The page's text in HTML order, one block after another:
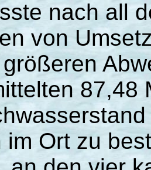
nach all
von
87,48
im Ort zu